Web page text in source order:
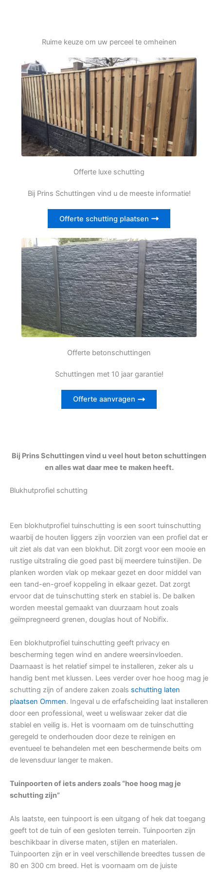
Ruime keuze om uw perceel te omheinen
Offerte luxe schutting
Bij Prins Schuttingen vind u de meeste informatie!
Offerte schutting plaatsen
Offerte betonschuttingen
Schuttingen met 10 jaar garantie!
Offerte aanvragen
Bij Prins Schuttingen vind u veel hout beton schuttingen
en alles wat daar mee te maken heeft.
Blukhutprofiel schutting
Een blokhutprofiel tuinschutting is een soort tuinschutting
waarbij de houten liggers zijn voorzien van een profiel dat er
uit ziet als dat van een blokhut. Dit zorgt voor een mooie en
rustige uitstraling die goed past bij meerdere tuinstijlen. De
planken worden vlak op mekaar gezet en door middel van
een tand-en-groef koppeling in elkaar gezet. Dat zorgt
ervoor dat de tuinschutting sterk en stabiel is. De balken
worden meestal gemaakt van duurzaam hout zoals
geïmpregneerd grenen, douglas hout of Nobifix.
Een blokhutprofiel tuinschutting geeft privacy en
bescherming tegen wind en andere weersinvloeden.
Daarnaast is het relatief simpel te installeren, zeker als u
handig bent met klussen. Lees verder over hoe hoog mag je
schutting zijn of andere zaken zoals schutting laten
plaatsen Ommen. Ingeval u de erfafscheiding laat installeren
door een professional, weet u weliswaar zeker dat die
stabiel en veilig is. Het is voornaam om de tuinschutting
geregeld te onderhouden door deze te reinigen en
eventueel te behandelen met een beschermende beits om
de levensduur langer te maken.
Tuinpoorten of iets anders zoals “hoe hoog mag je
schutting zijn”
Als laatste, een tuinpoort is een uitgang of hek dat toegang
geeft tot de tuin of een gesloten terrein. Tuinpoorten zijn
beschikbaar in diverse maten, stijlen en materialen.
Tuinpoorten zijn er in veel verschillende breedtes tussen de
80 en 300 cm breed. Het is voornaam om de juiste